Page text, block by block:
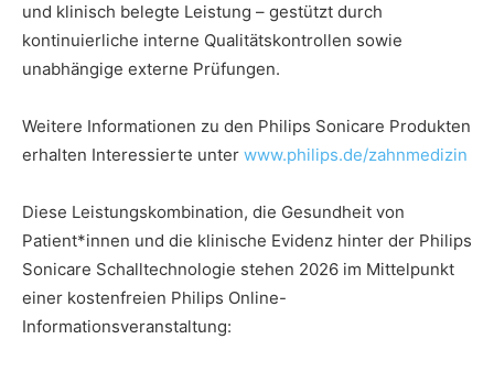
und klinisch belegte Leistung – gestützt durch
kontinuierliche interne Qualitätskontrollen sowie
unabhängige externe Prüfungen.
Weitere Informationen zu den Philips Sonicare Produkten
erhalten Interessierte unter www.philips.de/zahnmedizin
Diese Leistungskombination, die Gesundheit von
Patient*innen und die klinische Evidenz hinter der Philips
Sonicare Schalltechnologie stehen 2026 im Mittelpunkt
einer kostenfreien Philips Online-
Informationsveranstaltung: